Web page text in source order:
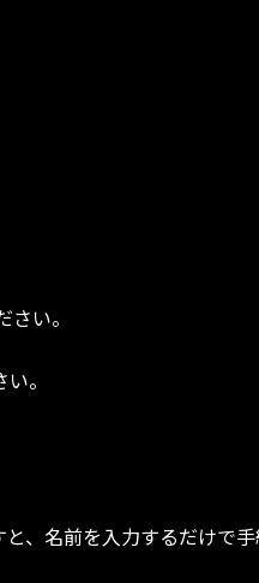
い。
。
、名前を入力するだけで